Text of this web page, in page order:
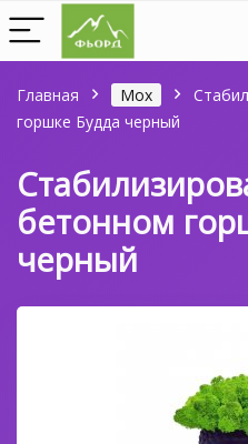
Главная Мох
горшке Будда черный
бетонном
черный